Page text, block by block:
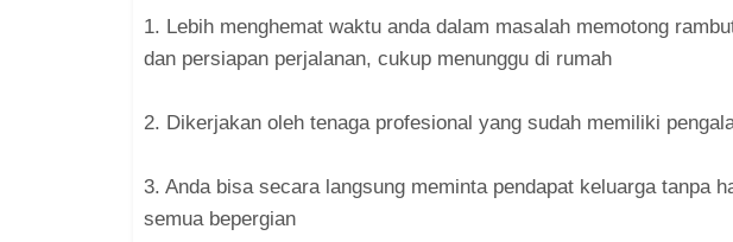
1. Lebih menghemat waktu anda dalam masalah memotong
dan persiapan perjalanan, cukup menunggu di rumah
2. Dikerjakan oleh tenaga profesional yang sudah memiliki
3. Anda bisa secara langsung meminta pendapat keluarga tanpa
semua bepergian